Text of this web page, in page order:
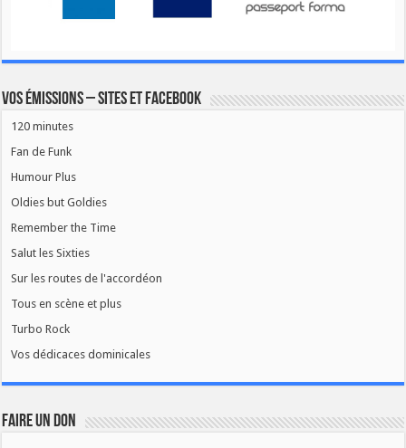
Vos émissions – Sites et Facebook
120 minutes
Fan de Funk
Humour Plus
Oldies but Goldies
Remember the Time
Salut les Sixties
Sur les routes de l'accordéon
Tous en scène et plus
Turbo Rock
Vos dédicaces dominicales
FAIRE UN DON